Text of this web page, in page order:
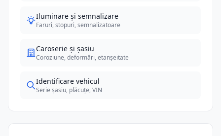
Iluminare și semnalizare
Faruri, stopuri, semnalizatoare
Caroserie și șasiu
Coroziune, deformări, etanșeitate
Identificare vehicul
Serie șasiu, plăcuțe, VIN